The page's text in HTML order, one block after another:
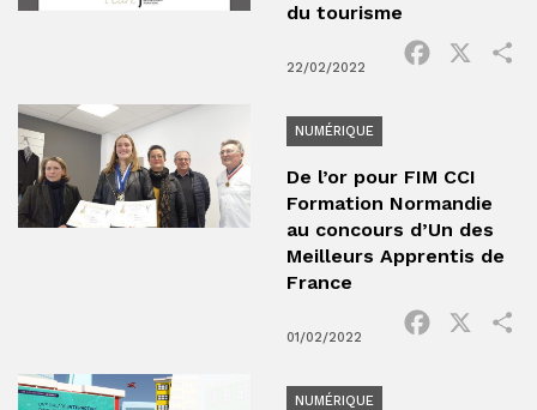
du tourisme
22/02/2022
Facebook
NUMÉRIQUE
De l’or pour FIM CCI
Formation Normandie
au concours d’Un des
Meilleurs Apprentis de
France
01/02/2022
Facebook
NUMÉRIQUE